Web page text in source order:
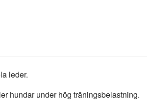
leder.
hundar under hög träningsbelastning.